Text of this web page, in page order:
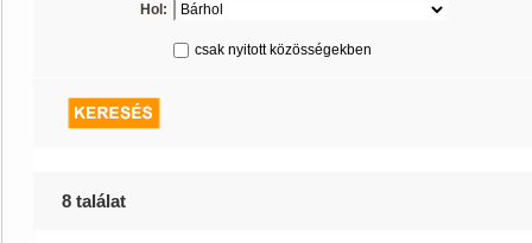
Hol:
csak nyitott közösségekben
8 találat